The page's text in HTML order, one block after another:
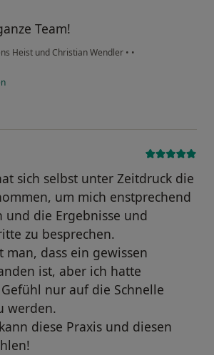
Team!
Heist und Christian Wendler • •
sich selbst unter Zeitdruck die
um mich enstprechend
und die Ergebnisse und
zu besprechen.
man, dass ein gewissen
ist, aber ich hatte
nur auf die Schnelle
werden.
diese Praxis und diesen